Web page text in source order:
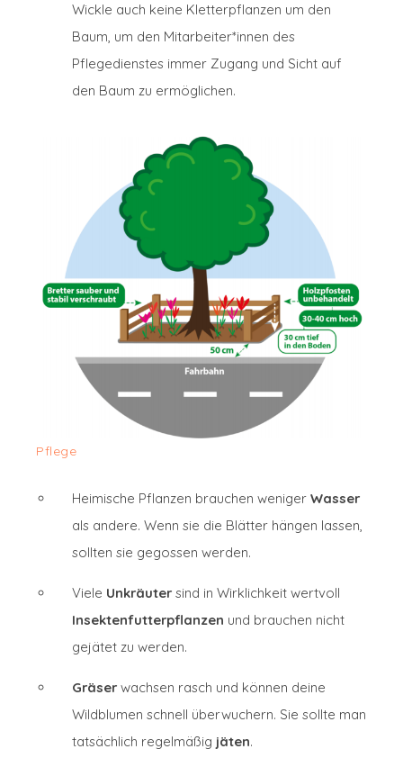
Wickle auch keine Kletterpflanzen um den
Baum, um den Mitarbeiter*innen des
Pflegedienstes immer Zugang und Sicht auf
den Baum zu ermöglichen.
Pflege
Heimische Pflanzen brauchen weniger Wasser
als andere. Wenn sie die Blätter hängen lassen,
sollten sie gegossen werden.
Viele Unkräuter sind in Wirklichkeit wertvoll
Insektenfutterpflanzen und brauchen nicht
gejätet zu werden.
Gräser wachsen rasch und können deine
Wildblumen schnell überwuchern. Sie sollte man
tatsächlich regelmäßig jäten.